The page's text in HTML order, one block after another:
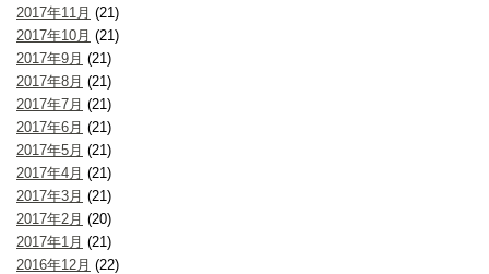
2017年11月 (21)
2017年10月 (21)
2017年9月 (21)
2017年8月 (21)
2017年7月 (21)
2017年6月 (21)
2017年5月 (21)
2017年4月 (21)
2017年3月 (21)
2017年2月 (20)
2017年1月 (21)
2016年12月 (22)